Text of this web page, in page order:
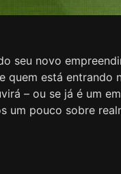
seu novo
quem está entrando
– ou se já é um
um pouco sobre